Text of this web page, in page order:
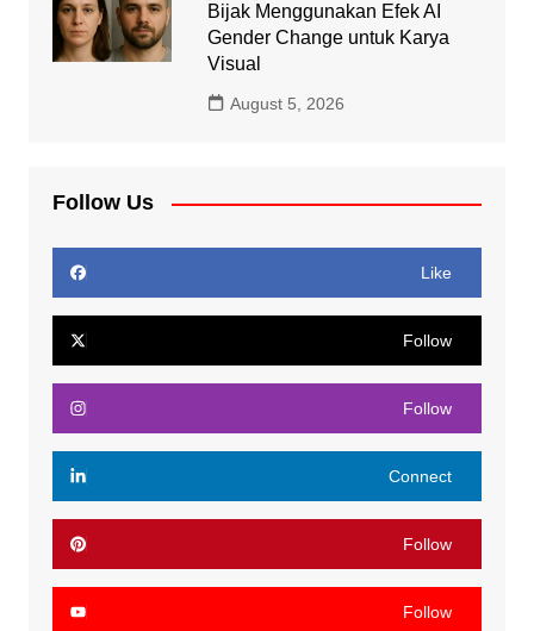
Bijak Menggunakan Efek AI
Gender Change untuk Karya
Visual
August 5, 2026
Follow Us
Like
Follow
Follow
Connect
Follow
Follow